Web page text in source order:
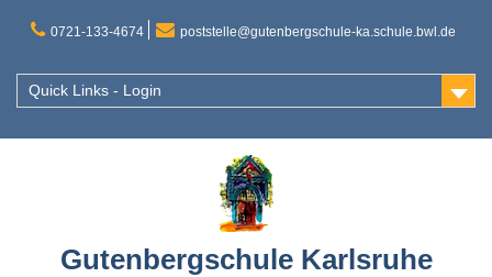
0721-133-4674 poststelle@gutenbergschule-ka.schule.bwl.de
Quick Links - Login
Gutenbergschule Karlsruhe